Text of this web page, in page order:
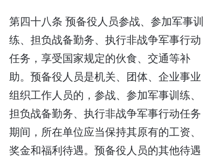
第四十八条 预备役人员参战、参加军事训
练、担负战备勤务、执行非战争军事行动
任务，享受国家规定的伙食、交通等补
助。预备役人员是机关、团体、企业事业
组织工作人员的，参战、参加军事训练、
担负战备勤务、执行非战争军事行动任务
期间，所在单位应当保持其原有的工资、
奖金和福利待遇。预备役人员的其他待遇